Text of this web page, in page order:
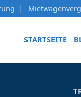
STARTSEITE